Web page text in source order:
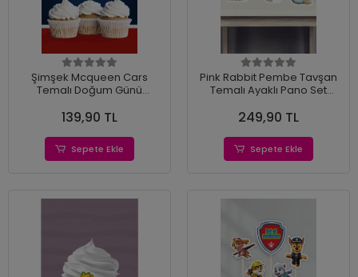
Şimşek Mcqueen Cars
Temalı Doğum Günü
139,90 TL
Sepete Ekle
Pink Rabbit Pembe Tavşan
Temalı Ayaklı Pano Set
249,90 TL
Sepete Ekle